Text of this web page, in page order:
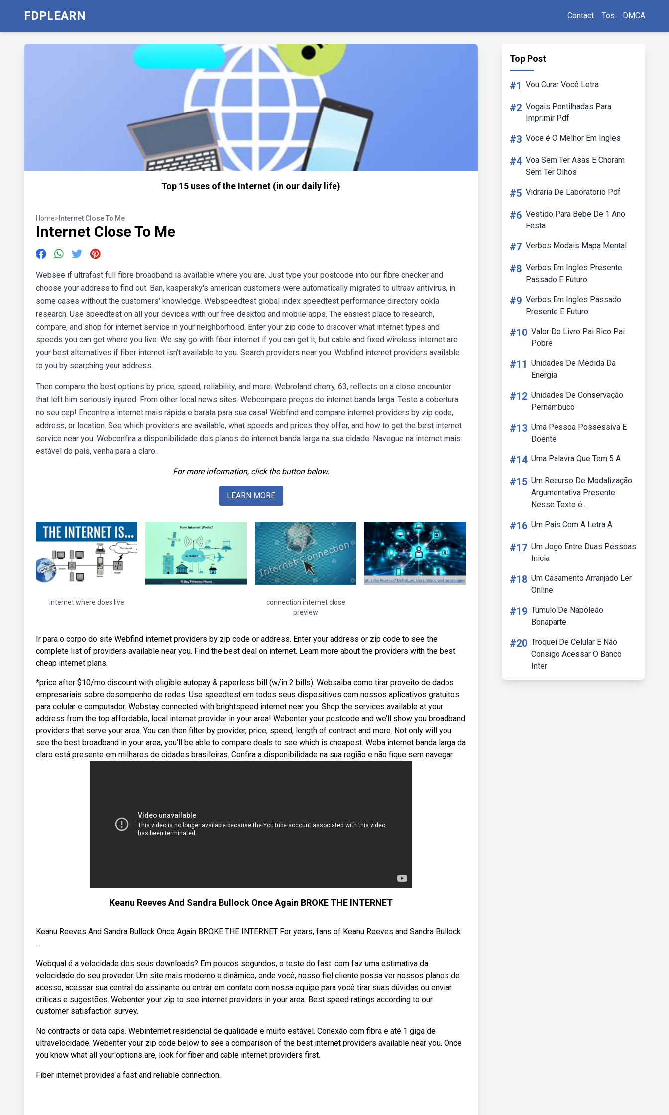
FDPLEARN Contact Tos DMCA
Top 15 uses of the Internet (in our daily life)
Home> Internet Close To Me
Internet Close To Me
Websee if ultrafast full fibre broadband is available where you are. Just type your postcode into our fibre checker and
choose your address to find out. Ban, kaspersky's american customers were automatically migrated to ultraav antivirus, in
some cases without the customers' knowledge. Webspeedtest global index speedtest performance directory ookla
research. Use speedtest on all your devices with our free desktop and mobile apps. The easiest place to research,
compare, and shop for internet service in your neighborhood. Enter your zip code to discover what internet types and
speeds you can get where you live. We say go with fiber internet if you can get it, but cable and fixed wireless internet are
your best alternatives if fiber internet isn’t available to you. Search providers near you. Webfind internet providers available
to you by searching your address.
Then compare the best options by price, speed, reliability, and more. Webroland cherry, 63, reflects on a close encounter
that left him seriously injured. From other local news sites. Webcompare preços de internet banda larga. Teste a cobertura
no seu cep! Encontre a internet mais rápida e barata para sua casa! Webfind and compare internet providers by zip code,
address, or location. See which providers are available, what speeds and prices they offer, and how to get the best internet
service near you. Webconfira a disponibilidade dos planos de internet banda larga na sua cidade. Navegue na internet mais
estável do país, venha para a claro.
For more information, click the button below.
LEARN MORE
internet where does live
connection internet close
preview
Ir para o corpo do site Webfind internet providers by zip code or address. Enter your address or zip code to see the
complete list of providers available near you. Find the best deal on internet. Learn more about the providers with the best
cheap internet plans.
*price after $10/mo discount with eligible autopay & paperless bill (w/in 2 bills). Websaiba como tirar proveito de dados
empresariais sobre desempenho de redes. Use speedtest em todos seus dispositivos com nossos aplicativos gratuitos
para celular e computador. Webstay connected with brightspeed internet near you. Shop the services available at your
address from the top affordable, local internet provider in your area! Webenter your postcode and we’ll show you broadband
providers that serve your area. You can then filter by provider, price, speed, length of contract and more. Not only will you
see the best broadband in your area, you’ll be able to compare deals to see which is cheapest. Weba internet banda larga da
claro está presente em milhares de cidades brasileiras. Confira a disponibilidade na sua região e não fique sem navegar.
Keanu Reeves And Sandra Bullock Once Again BROKE THE INTERNET
Keanu Reeves And Sandra Bullock Once Again BROKE THE INTERNET For years, fans of Keanu Reeves and Sandra Bullock
...
Webqual é a velocidade dos seus downloads? Em poucos segundos, o teste do fast. com faz uma estimativa da
velocidade do seu provedor. Um site mais moderno e dinâmico, onde você, nosso fiel cliente possa ver nossos planos de
acesso, acessar sua central do assinante ou entrar em contato com nossa equipe para você tirar suas dúvidas ou enviar
críticas e sugestões. Webenter your zip to see internet providers in your area. Best speed ratings according to our
customer satisfaction survey.
No contracts or data caps. Webinternet residencial de qualidade e muito estável. Conexão com fibra e até 1 giga de
ultravelocidade. Webenter your zip code below to see a comparison of the best internet providers available near you. Once
you know what all your options are, look for fiber and cable internet providers first.
Fiber internet provides a fast and reliable connection.
Top Post
#1 Vou Curar Você Letra
#2 Vogais Pontilhadas Para
Imprimir Pdf
#3 Voce é O Melhor Em Ingles
#4 Voa Sem Ter Asas E Choram
Sem Ter Olhos
#5 Vidraria De Laboratorio Pdf
#6 Vestido Para Bebe De 1 Ano
Festa
#7 Verbos Modais Mapa Mental
#8 Verbos Em Ingles Presente
Passado E Futuro
#9 Verbos Em Ingles Passado
Presente E Futuro
#10 Valor Do Livro Pai Rico Pai
Pobre
#11 Unidades De Medida Da
Energia
#12 Unidades De Conservação
Pernambuco
#13 Uma Pessoa Possessiva E
Doente
#14 Uma Palavra Que Tem 5 A
#15 Um Recurso De Modalização
Argumentativa Presente
Nesse Texto é...
#16 Um Pais Com A Letra A
#17 Um Jogo Entre Duas Pessoas
Inicia
#18 Um Casamento Arranjado Ler
Online
#19 Tumulo De Napoleão
Bonaparte
#20 Troquei De Celular E Não
Consigo Acessar O Banco
Inter